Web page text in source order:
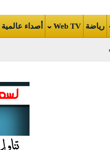
Web TV أصداء عالمية